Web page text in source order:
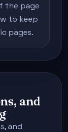
the page
to keep
pages.
and
and